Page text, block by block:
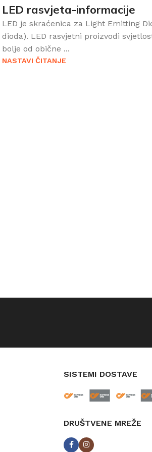
LED rasvjeta-informacije
LED je skraćenica za Light Emitting
dioda). LED rasvjetni proizvodi
bolje od obične ...
NASTAVI ČITANJE
SISTEMI DOSTAVE
DRUŠTVENE MREŽE